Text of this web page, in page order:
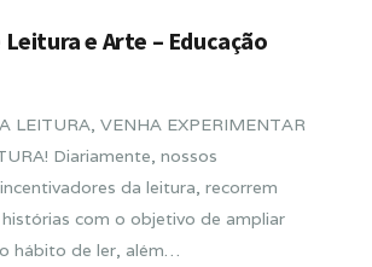
e Arte – Educação
LEITURA, VENHA EXPERIMENTAR
Diariamente, nossos
da leitura, recorrem
com o objetivo de ampliar
hábito de ler, além…